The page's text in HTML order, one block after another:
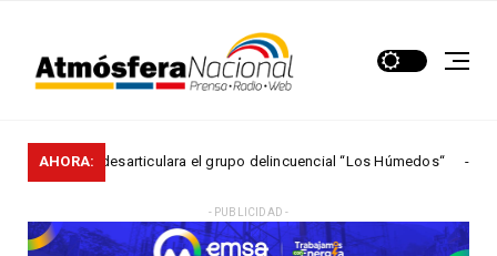
AHORA:
desarticulara el grupo delincuencial “Los Húmedos“
- PUBLICIDAD -